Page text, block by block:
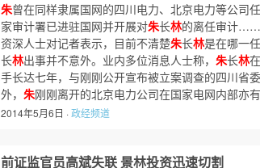
朱曾在同样隶属国网的四川电力、北京电力等公司
家审计署已进驻国网并开展对朱长林的离任审计……
资深人士对记者表示，目前不清楚朱长林是在哪一
长林出事并不意外。业内多位消息人士称， 朱长林
手长达七年，与刚刚公开宣布被立案调查的四川省
外， 朱刚刚离开的北京电力公司在国家电网内部
2014年5月6日 ·政经频道
前证监官员高斌失联 景林投资迅速切割